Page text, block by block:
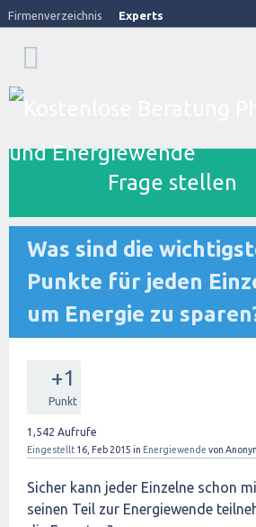
Firmenverzeichnis Experts
Frage stellen
Was sind die
Punkte für jeden
um Energie zu
+1
Punkt
1,542 Aufrufe
Eingestellt 16, Feb 2015 in Energiewende von
Sicher kann jeder Einzelne schon
seinen Teil zur Energiewende